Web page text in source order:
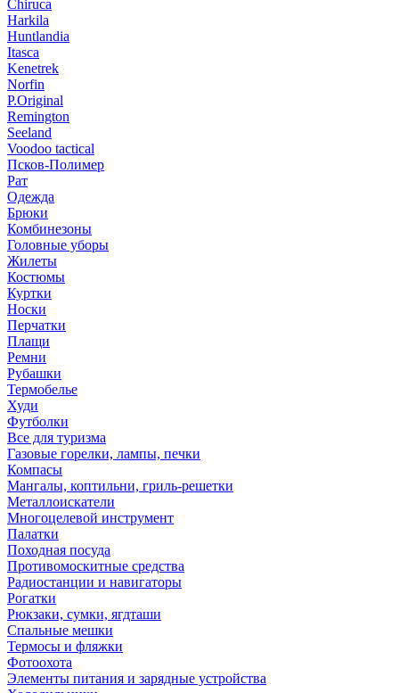
Chiruсa
Harkila
Huntlandia
Itasca
Kenetrek
Norfin
P.Original
Remington
Seeland
Voodoo tactical
Псков-Полимер
Рат
Одежда
Брюки
Комбинезоны
Головные уборы
Жилеты
Костюмы
Куртки
Носки
Перчатки
Плащи
Ремни
Рубашки
Термобелье
Худи
Футболки
Все для туризма
Газовые горелки, лампы, печки
Компасы
Мангалы, коптильни, гриль-решетки
Металлоискатели
Многоцелевой инструмент
Палатки
Походная посуда
Противомоскитные средства
Радиостанции и навигаторы
Рогатки
Рюкзаки, сумки, ягдташи
Спальные мешки
Термосы и фляжки
Фотоохота
Элементы питания и зарядные устройства